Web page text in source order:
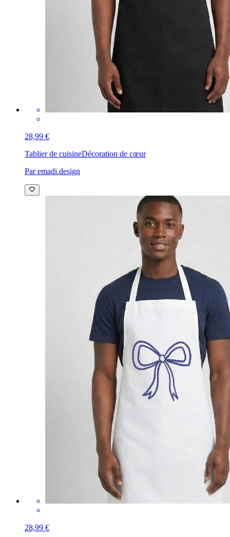
28,99 €
Tablier de cuisineDécoration de cœur
Par emadi.design
28,99 €